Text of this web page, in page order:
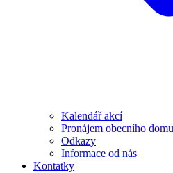
Kalendář akcí
Pronájem obecního domu
Odkazy
Informace od nás
Kontatky